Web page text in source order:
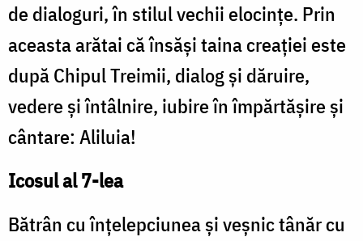
de dialoguri, în stilul vechii elocințe. Prin
aceasta arătai că însăși taina creației este
după Chipul Treimii, dialog și dăruire,
vedere și întâlnire, iubire în împărtășire și
cântare: Aliluia!
Icosul al 7-lea
Bătrân cu înțelepciunea și veșnic tânăr cu